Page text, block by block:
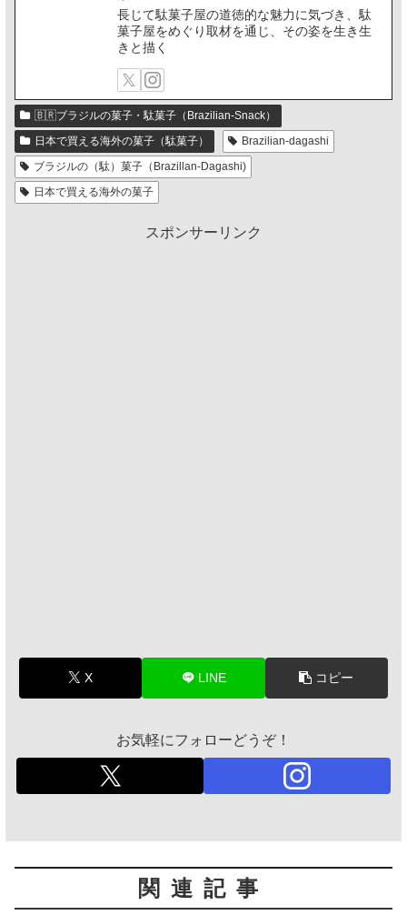
長じて駄菓子屋の道徳的な魅力に気づき、駄
菓子屋をめぐり取材を通じ、その姿を生き生
きと描く
🇧🇷ブラジルの菓子・駄菓子（Brazilian-Snack）
日本で買える海外の菓子（駄菓子）
Brazilian-dagashi
ブラジルの（駄）菓子（Brazillan-Dagashi)
日本で買える海外の菓子
スポンサーリンク
X LINE コピー
お気軽にフォローどうぞ！
関連記事